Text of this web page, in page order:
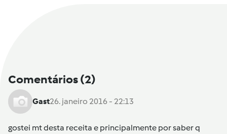
Comentários(2)
Gast26. janeiro 2016 - 22:13
gostei mt desta receita e principalmente por saber q